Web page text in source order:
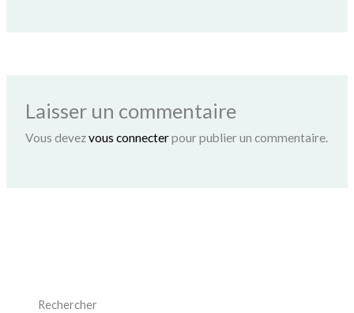
Laisser un commentaire
Vous devezvous connecterpour publier un commentaire.
Rechercher